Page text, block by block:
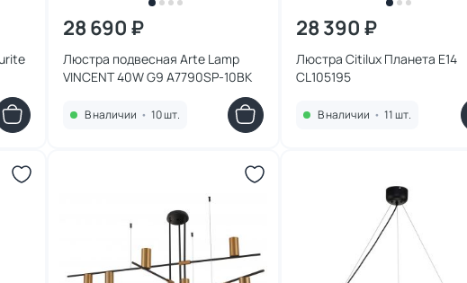
28 690 ₽
Люстра подвесная Arte Lamp
VINCENT 40W G9 A7790SP-10BK
В наличии • 10 шт.
28 390 ₽
Люстра Citilux Планета E14
CL105195
В наличии • 11 шт.